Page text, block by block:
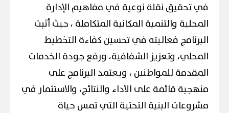
في تحقيق نقلة نوعية في مفاهيم الإدارة
المحلية والتنمية المكانية المتكاملة ، حيث أثبت
البرنامج فعاليته في تحسين كفاءة التخطيط
المحلي، وتعزيز الشفافية، ورفع جودة الخدمات
المقدمة للمواطنين ، ويعتمد البرنامج على
منهجية قائمة على الأداء والنتائج، والاستثمار في
مشروعات البنية التحتية التي تمس حياة